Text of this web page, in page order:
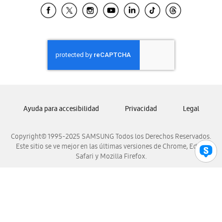
Samsung El Salvador
Samsung Honduras
Samsung Nicaragua
Samsung Panamá
Samsung Venezuela
Copyright© 1995-2025 SAMSUNG Todos los Derechos Reservados.
Este sitio se ve mejor en las últimas versiones de Chrome, Edge,
Safari y Mozilla Firefox.
Ayuda para accesibilidad Privacidad Legal